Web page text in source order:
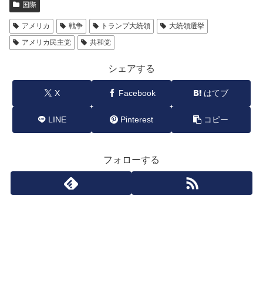
国際
アメリカ 戦争 トランプ大統領
大統領選挙
アメリカ民主党
共和党
シェアする
X Facebook はてブ
LINE Pinterest コピー
フォローする